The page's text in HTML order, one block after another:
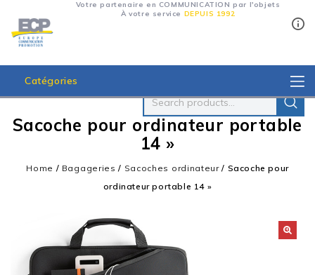
Votre partenaire en COMMUNICATION par l'objets
À votre service DEPUIS 1992
Catégories
Sacoche pour ordinateur portable
14 »
Home / Bagageries / Sacoches ordinateur/ Sacoche pour
ordinateur portable 14 »